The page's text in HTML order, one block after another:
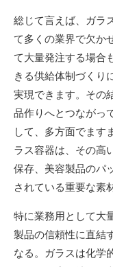
総じて言えば、ガラ
て多くの業界で欠か
て大量発注する場合
きる供給体制づくり
実現できます。その
品作りへとつながっ
して、多方面でます
ラス容器は、その高
保存、美容製品のパ
されている重要な素
特に業務用として大
製品の信頼性に直結
なる。ガラスは化学